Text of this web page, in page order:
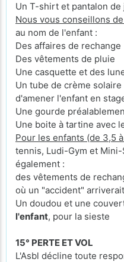
Un T-shirt et pantalon
Nous vous conseillons
au nom de l'enfant :
Des affaires de rechange
Des vêtements de pluie
Une casquette et des
Un tube de crème
d'amener l'enfant en
Une gourde
Une boite à tartine avec
Pour les enfants (de 3,5
tennis, Ludi-Gym et
également :
des vêtements de
où un "accident" arriverait
Un doudou et une
l'enfant, pour la sieste
15° PERTE ET VOL
L'Asbl décline toute